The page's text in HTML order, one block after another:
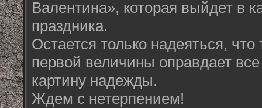
Валентина», которая выйдет в
праздника.
Остается только надеяться, что
первой величины оправдает
картину надежды.
Ждем с нетерпением!